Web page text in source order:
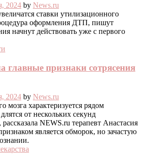
2024 by News.ru
ставки утилизационного
оформления ДТП, пишут
начнут действовать уже с первого
главные признаки сотрясения
2024 by News.ru
мозга характеризуется рядом
от нескольких секунд
рассказала NEWS.ru терапевт Анастасия
является обморок, но зачастую